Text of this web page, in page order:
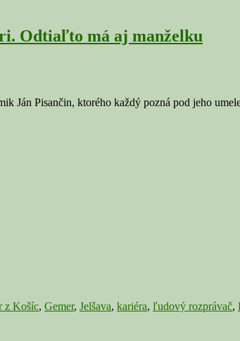
Odtiaľto má aj manželku
Ján Pisančin, ktorého každý pozná pod jeho
z Košíc, Gemer, Jelšava, kariéra, ľudový rozprávač,